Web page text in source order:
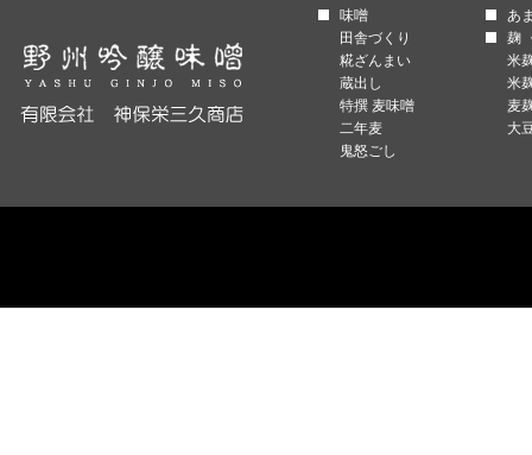
味噌
田舎づくり
糀ざんまい
蔵出し
特撰 麦味噌
二年麦
鬼怒ごし
あ
麹
米
米
麦
大